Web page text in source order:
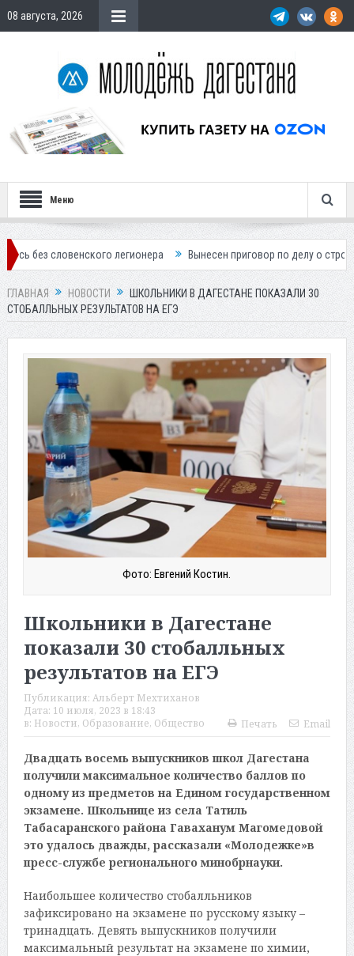
08 августа, 2026
Меню
легионера Вынесен приговор по делу о строительстве
ГЛАВНАЯ НОВОСТИ
ШКОЛЬНИКИ В ДАГЕСТАНЕ ПОКАЗАЛИ 30
СТОБАЛЛЬНЫХ РЕЗУЛЬТАТОВ НА ЕГЭ
Фото: Евгений Костин.
Школьники в Дагестане
показали 30 стобалльных
результатов на ЕГЭ
Публикация: Альберт Мехтиханов
Дата: 10 июля, 2023 в 18:43
в: Новости, Образование, Общество Печать Email
Двадцать восемь выпускников школ Дагестана
получили максимальное количество баллов по
одному из предметов на Едином государственном
экзамене. Школьнице из села Татиль
Табасаранского района Гаваханум Магомедовой
это удалось дважды, рассказали «Молодежке»в
пресс-службе регионального минобрнауки.
Наибольшее количество стобалльников
зафиксировано на экзамене по русскому языку –
тринадцать. Девять выпускников получили
максимальный результат на экзамене по химии,